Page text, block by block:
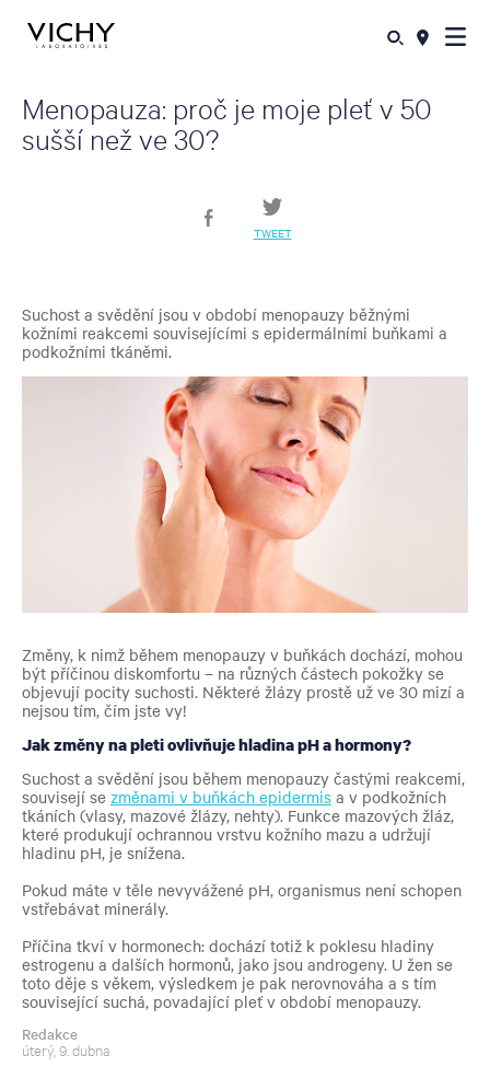
Menopauza: proč je moje pleť v 50
sušší než ve 30?
TWEET
Suchost a svědění jsou v období menopauzy běžnými
kožními reakcemi souvisejícími s epidermálními buňkami a
podkožními tkáněmi.
Změny, k nimž během menopauzy v buňkách dochází, mohou
být příčinou diskomfortu – na různých částech pokožky se
objevují pocity suchosti. Některé žlázy prostě už ve 30 mizí a
nejsou tím, čím jste vy!
Jak změny na pleti ovlivňuje hladina pH a hormony?
Suchost a svědění jsou během menopauzy častými reakcemi,
souvisejí se změnami v buňkách epidermis a v podkožních
tkáních (vlasy, mazové žlázy, nehty). Funkce mazových žláz,
které produkují ochrannou vrstvu kožního mazu a udržují
hladinu pH, je snížena.
Pokud máte v těle nevyvážené pH, organismus není schopen
vstřebávat minerály.
Příčina tkví v hormonech: dochází totiž k poklesu hladiny
estrogenu a dalších hormonů, jako jsou androgeny. U žen se
toto děje s věkem, výsledkem je pak nerovnováha a s tím
související suchá, povadající pleť v období menopauzy.
Redakce
úterý, 9. dubna